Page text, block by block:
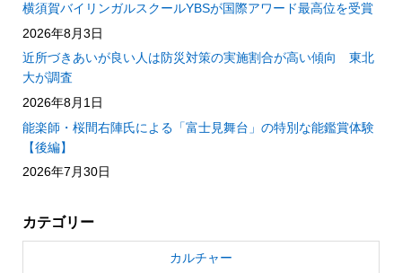
横須賀バイリンガルスクールYBSが国際アワード最高位を受賞
2026年8月3日
近所づきあいが良い人は防災対策の実施割合が高い傾向 東北
大が調査
2026年8月1日
能楽師・桜間右陣氏による「富士見舞台」の特別な能鑑賞体験
【後編】
2026年7月30日
カテゴリー
カルチャー